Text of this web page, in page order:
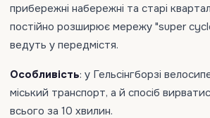
прибережні набережні та старі
постійно розширює мережу "super
ведуть у передмістя.
Особливість: у Гельсінгборзі
міський транспорт, а й спосіб
всього за 10 хвилин.